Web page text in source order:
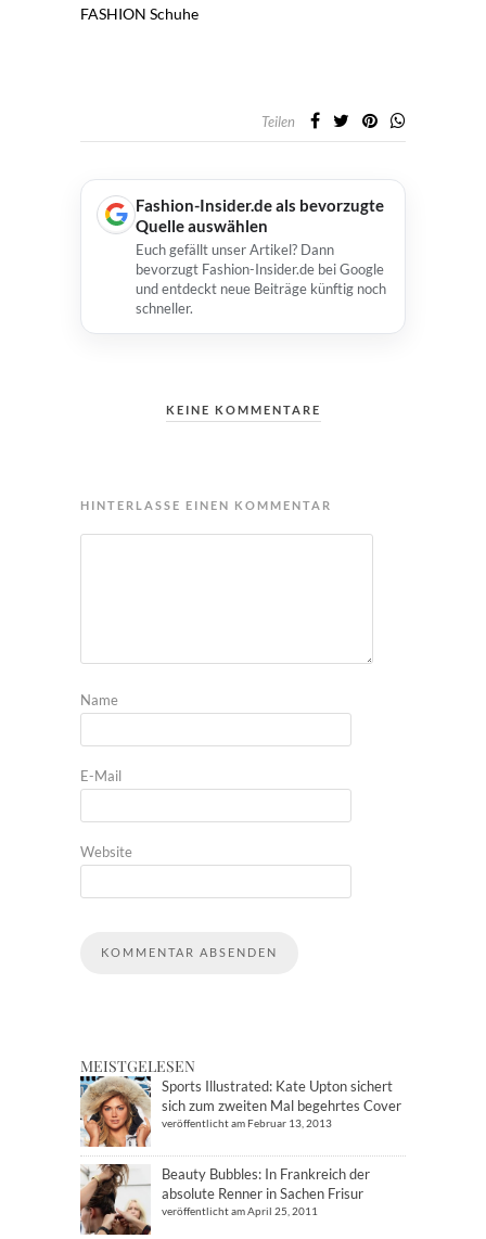
FASHION Schuhe
Teilen
Fashion-Insider.de als bevorzugte
Quelle auswählen
Euch gefällt unser Artikel? Dann
bevorzugt Fashion-Insider.de bei Google
und entdeckt neue Beiträge künftig noch
schneller.
KEINE KOMMENTARE
HINTERLASSE EINEN KOMMENTAR
Name
E-Mail
Website
MEISTGELESEN
Sports Illustrated: Kate Upton sichert
sich zum zweiten Mal begehrtes Cover
veröffentlicht am Februar 13, 2013
Beauty Bubbles: In Frankreich der
absolute Renner in Sachen Frisur
veröffentlicht am April 25, 2011